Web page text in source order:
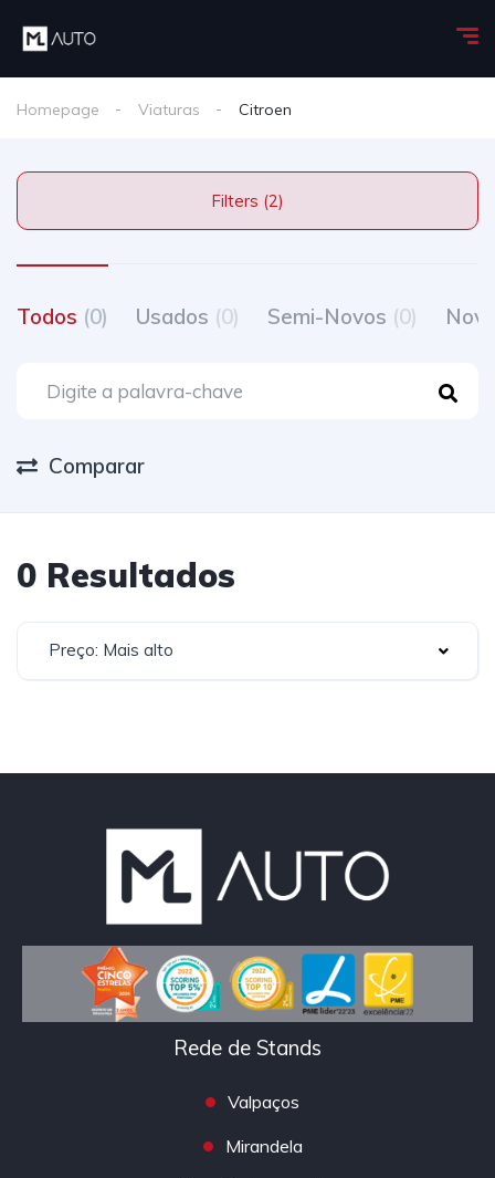
Homepage Viaturas Citroen
Filters (2)
Todos (0) Usados (0) Semi-Novos (0)
Comparar
0 Resultados
Preço: Mais alto
Rede de Stands
Valpaços
Mirandela